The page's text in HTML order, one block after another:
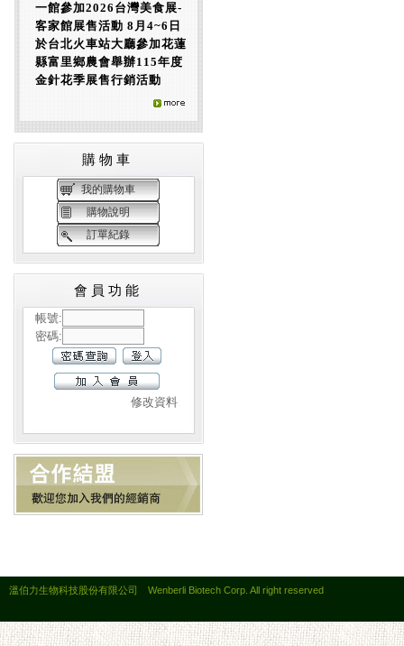
一館參加2026台灣美食展-
客家館展售活動 8月4~6日
於台北火車站大廳參加花蓮
縣富里鄉農會舉辦115年度
金針花季展售行銷活動
購物車
我的購物車
購物說明
訂單紀錄
會員功能
帳號:
密碼:
修改資料
溫伯力生物科技股份有限公司 Wenberli Biotech Corp. All right reserved